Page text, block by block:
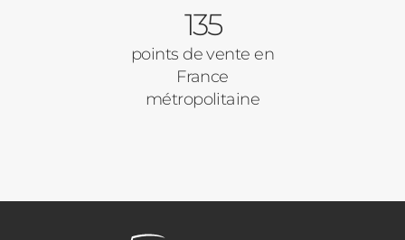
135
points de vente en
France
métropolitaine